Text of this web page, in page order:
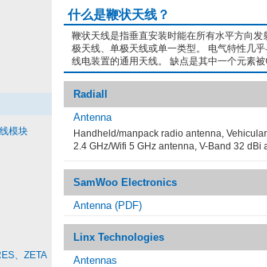
模块
、ZETA
什么是鞭状天线？
鞭状天线是指垂直安装时能在所有水平方向
极天线、单极天线或单一类型。 电气特性几
线电装置的通用天线。 缺点是其中一个元素
Radiall
Antenna
Handheld/manpack radio antenna,
2.4 GHz/Wifi 5 GHz antenna, V-Band 32 dBi
SamWoo Electronics
Antenna (PDF)
Linx Technologies
Antennas